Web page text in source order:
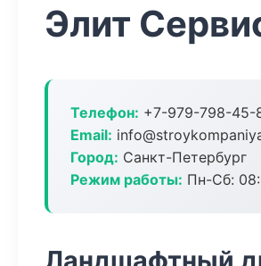
Элит
Телефон: +7-979-798-45-
Email:
Город: Санкт-Петербург
Режим работы: Пн-Сб: